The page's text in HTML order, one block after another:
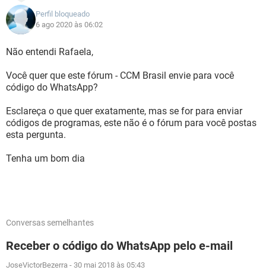
Perfil bloqueado
6 ago 2020 às 06:02
Não entendi Rafaela,
Você quer que este fórum - CCM Brasil envie para você
código do WhatsApp?
Esclareça o que quer exatamente, mas se for para enviar
códigos de programas, este não é o fórum para você postas
esta pergunta.
Tenha um bom dia
Conversas semelhantes
Receber o código do WhatsApp pelo e-mail
JoseVictorBezerra - 30 mai 2018 às 05:43